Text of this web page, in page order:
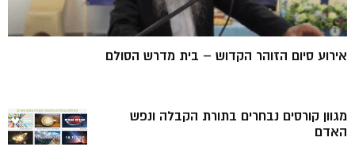
אירוע סיום הזוהר הקדוש – בית מדרש הסולם
מגוון קורסים נבחרים בתורת הקבלה ונפש
האדם